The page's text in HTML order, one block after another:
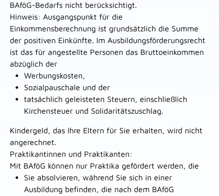
BAföG-Bedarfs nicht berücksichtigt.
Hinweis: Ausgangspunkt für die
Einkommensberechnung ist grundsätzlich die Summe
der positiven Einkünfte. Im Ausbildungsförderungsrecht
ist das für angestellte Personen das Bruttoeinkommen
abzüglich der
Werbungskosten,
Sozialpauschale und der
tatsächlich geleisteten Steuern, einschließlich
Kirchensteuer und Solidaritätszuschlag.
Kindergeld, das Ihre Eltern für Sie erhalten, wird nicht
angerechnet.
Praktikantinnen und Praktikanten:
Mit BAföG können nur Praktika gefördert werden, die
Sie absolvieren, während Sie sich in einer
Ausbildung befinden, die nach dem BAföG